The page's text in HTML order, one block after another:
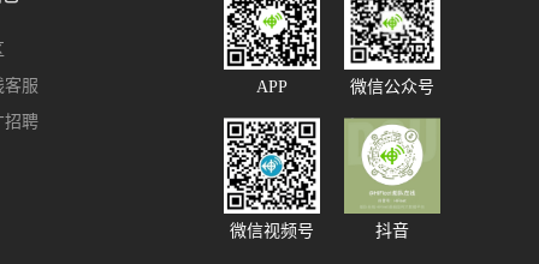
客服
招聘
APP 微信公众号
微信视频号 抖音